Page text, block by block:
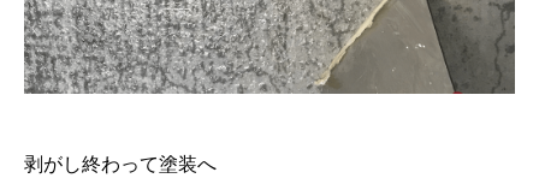
剥がし終わって塗装へ